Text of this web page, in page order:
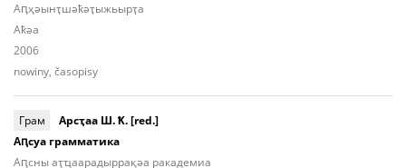
Аԥ­ҳәынҭ­шәҟәҭы­жьыр­ҭa
Aҟәа
2006
nowiny, časopisy
Грам
Арсҭаа Ш. Ҟ. [red.]
Аԥсуа грамматика
Аԥсны аҭҵаарадыррақәа ракадемиа